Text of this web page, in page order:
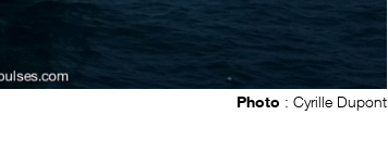
Photo : Cyrille Dupont